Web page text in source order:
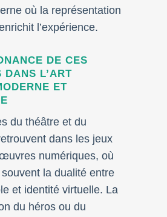
où la représentation
l’expérience.
DE CES
DANS L’ART
ET
du théâtre et du
dans les jeux
numériques, où
la dualité entre
et identité virtuelle. La
du héros ou du